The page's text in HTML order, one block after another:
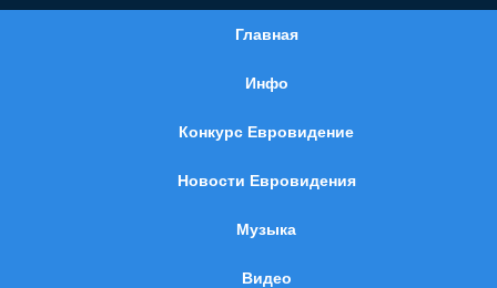
Главная
Инфо
Конкурс Евровидение
Новости Евровидения
Музыка
Видео